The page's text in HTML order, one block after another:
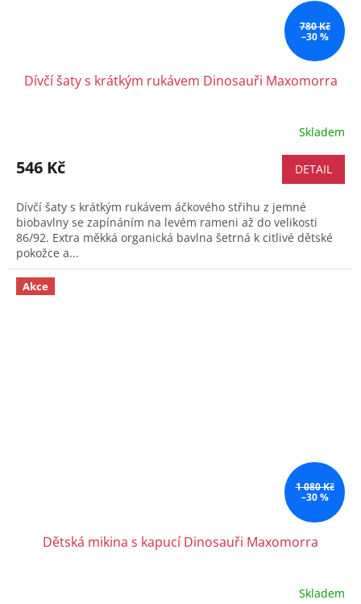
780 Kč
–30 %
Dívčí šaty s krátkým rukávem Dinosauři Maxomorra
Skladem
546 Kč DETAIL
Dívčí šaty s krátkým rukávem áčkového střihu z jemné
biobavlny se zapínáním na levém rameni až do velikosti
86/92. Extra měkká organická bavlna šetrná k citlivé dětské
pokožce a...
Akce
1 080 Kč
–30 %
Dětská mikina s kapucí Dinosauři Maxomorra
Skladem